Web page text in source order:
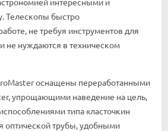
Телескопы быстро
не требуя инструментов для
не нуждаются в техническом
оснащены переработанными
упрощающими наведение на цель,
типа «ласточкин
оптической трубы, удобными